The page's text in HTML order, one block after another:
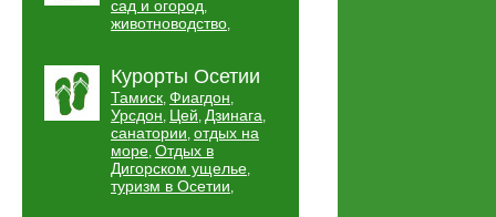
сад и огород,
животноводство,
Курорты Осетии
Тамиск, Фиагдон,
Урсдон, Цей, Дзинага,
санатории, отдых на
море, Отдых в
Дигорском ущелье,
туризм в Осетии,